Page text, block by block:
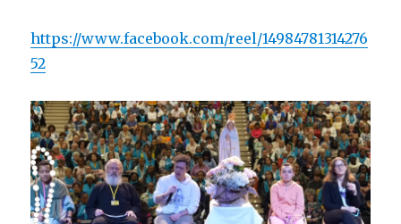
https://www.facebook.com/reel/14984781314276
52